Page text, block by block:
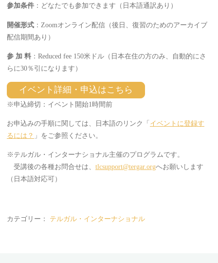
参加条件 ：どなたでも参加できます（日本語通訳あり）
開催形式 ：Zoomオンライン配信（後日、復習のためのアーカイブ
配信期間あり）
参 加 料 ：Reduced fee 150米ドル（日本在住の方のみ、自動的にさ
らに30％引になります）
イベント詳細・申込はこちら
※申込締切：イベント開始1時間前
お申込みの手順に関しては、日本語のリンク「 イベントに登録す
るには？ 」をご参照ください。
※テルガル・インターナショナル主催のプログラムです。
受講後の各種お問合せは、tlcsupport@tergar.orgへお願いします
（日本語対応可）
カテゴリー： テルガル・インターナショナル